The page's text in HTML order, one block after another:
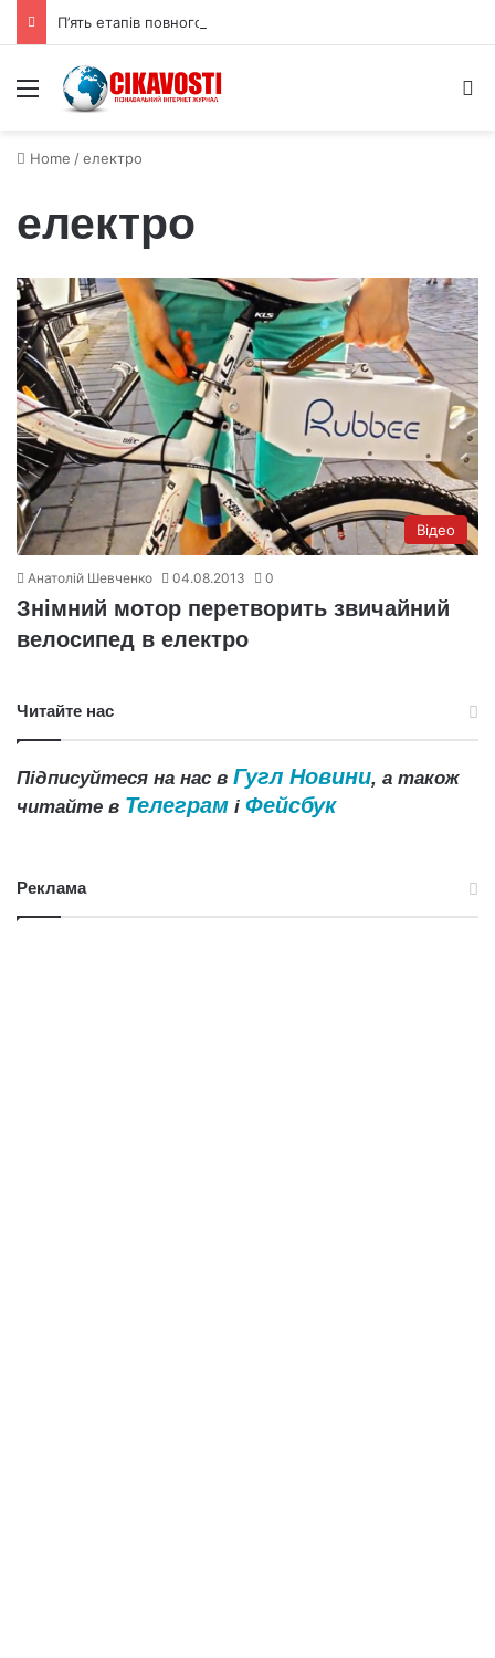
Menu
Home /електро
електро
Відео
Анатолій Шевченко 04.08.2013 0
Знімний мотор перетворить звичайний
велосипед в електро
Читайте нас
Підписуйтеся на нас в Гугл Новини, а також
читайте в Телеграм і Фейсбук
Реклама